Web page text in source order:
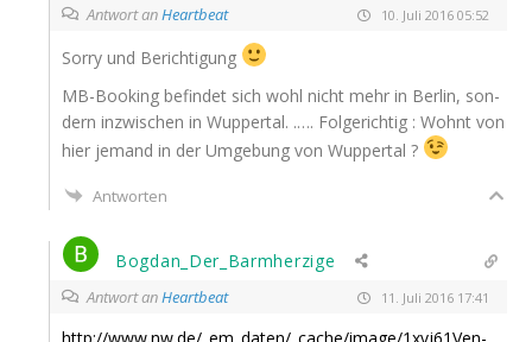
Antwort anHeartbeat 10. Juli 2016 05:52
Sor­ry und Berichtigung
MB-Boo­king befin­det sich wohl nicht mehr in Ber­lin, son­
dern inzwi­schen in Wup­per­tal. .…. Fol­ge­rich­tig : Wohnt von
hier jemand in der Umge­bung von Wuppertal ?
Antworten
Bogdan_Der_Barmherzige
Antwort anHeartbeat 11. Juli 2016 17:41